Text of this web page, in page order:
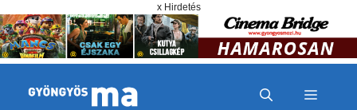
x Hirdetés
MENÜ